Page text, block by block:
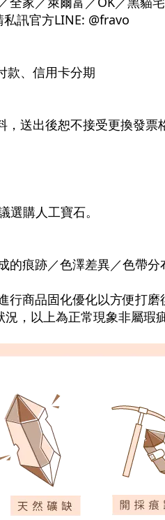
訊官方LINE: @fravo
款、信用卡分期
送出後恕不接受更換發票
購人工寶石。
的痕跡／色澤差異／色帶
行商品固化優化以方便打
，以上為正常現象非屬瑕疵